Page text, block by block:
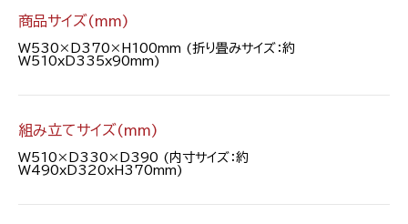
商品サイズ(mm)
W530×D370×H100mm (折り畳みサイズ：約
W510xD335x90mm)
組み立てサイズ(mm)
W510×D330×D390 (内寸サイズ：約
W490xD320xH370mm)